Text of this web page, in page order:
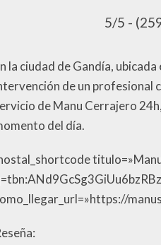
5/5 -
la ciudad de Gandía,
de un profesional
de Manu Cerrajero
del día.